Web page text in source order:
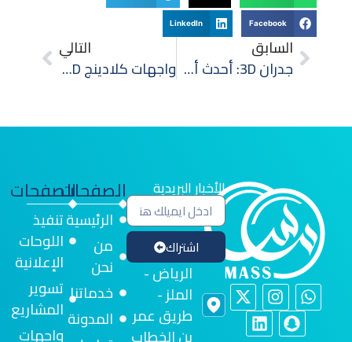
Facebook
LinkedIn
السابق
جدران 3D: أحدث أفكار الديكور العصري للمنازل والشركات
التالي
واجهات كلادينج 3D للمحلات التجارية
الصفحات
الرئيسية
من
نحن
خدماتنا
المدونة
الصفحات
تنفيذ
اللوحات
الإعلانية
تسوير
المشاريع
واجهات
الأخبار البريدية
اشتراك
الرياض -
الملز -
طريق عمر